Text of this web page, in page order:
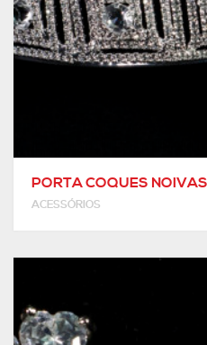
PORTA COQUES NOIVAS
ACESSÓRIOS